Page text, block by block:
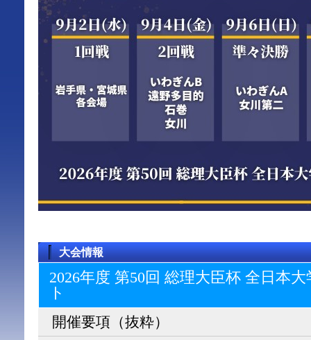
大会情報
2026年度 第50回 総理大臣杯 全日本
ト
開催要項（抜粋）